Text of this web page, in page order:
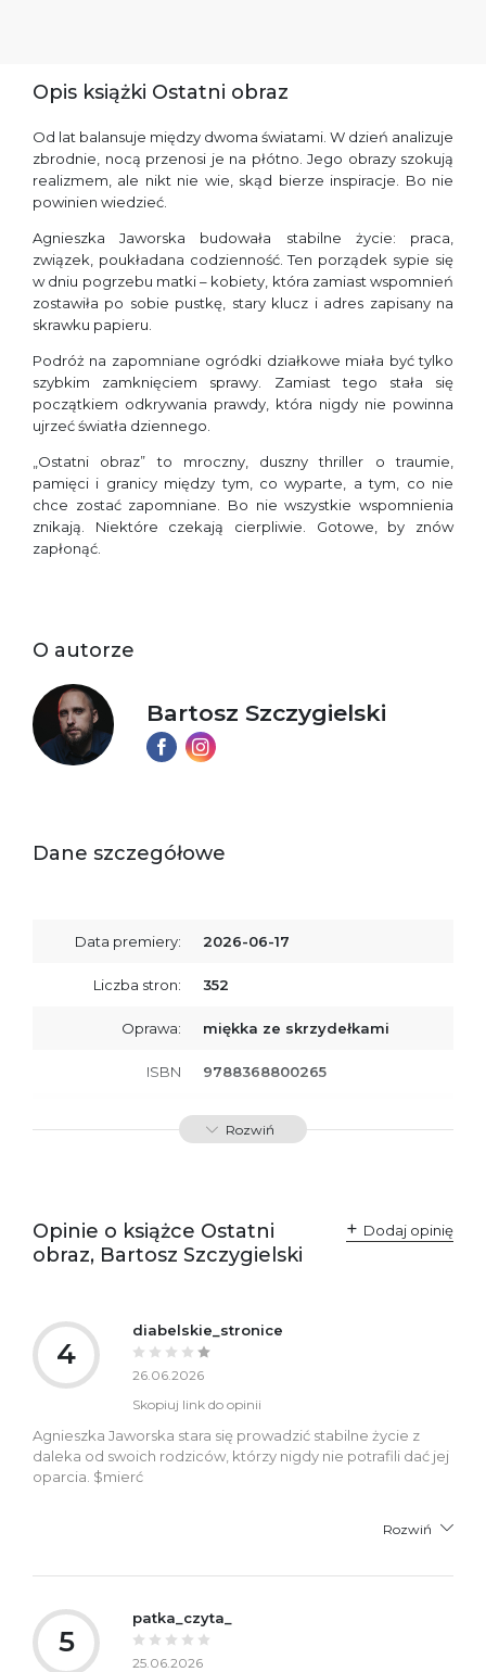
Opis książki Ostatni obraz
Od lat balansuje między dwoma światami. W dzień analizuje
zbrodnie, nocą przenosi je na płótno. Jego obrazy szokują
realizmem, ale nikt nie wie, skąd bierze inspiracje. Bo nie
powinien wiedzieć.
Agnieszka Jaworska budowała stabilne życie: praca,
związek, poukładana codzienność. Ten porządek sypie się
w dniu pogrzebu matki – kobiety, która zamiast wspomnień
zostawiła po sobie pustkę, stary klucz i adres zapisany na
skrawku papieru.
Podróż na zapomniane ogródki działkowe miała być tylko
szybkim zamknięciem sprawy. Zamiast tego stała się
początkiem odkrywania prawdy, która nigdy nie powinna
ujrzeć światła dziennego.
„Ostatni obraz” to mroczny, duszny thriller o traumie,
pamięci i granicy między tym, co wyparte, a tym, co nie
chce zostać zapomniane. Bo nie wszystkie wspomnienia
znikają. Niektóre czekają cierpliwie. Gotowe, by znów
zapłonąć.
O autorze
Bartosz Szczygielski
Dane szczegółowe
Data premiery: 2026-06-17
Liczba stron: 352
Oprawa: miękka ze skrzydełkami
ISBN 9788368800265
K801145
Rozwiń
Opinie o książce Ostatni
obraz, Bartosz Szczygielski
Dodaj opinię
4
diabelskie_stronice
26.06.2026
Skopiuj link do opinii
Agnieszka Jaworska stara się prowadzić stabilne życie z
daleka od swoich rodziców, którzy nigdy nie potrafili dać jej
oparcia. $mierć
Rozwiń
5
patka_czyta_
25.06.2026